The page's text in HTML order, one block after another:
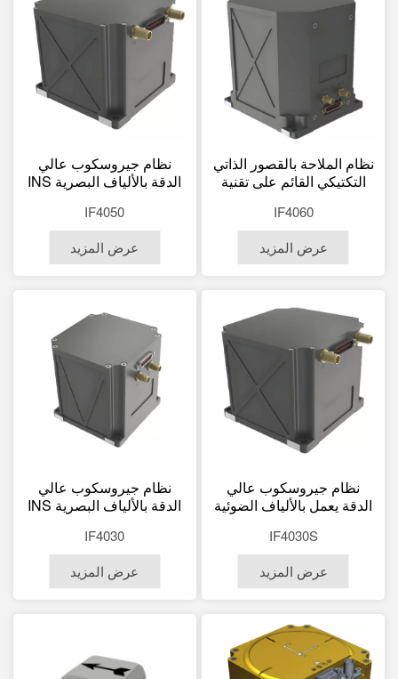
نظام الملاحة بالقصور الذاتي
التكتيكي القائم على تقنية
ساعة (طراز C)
IF4060
عرض المزيد
نظام جيروسكوب عالي
الدقة بالألياف البصرية INS
مربعة لتحديد اتجاه الشمال
IF4050
عرض المزيد
نظام جيروسكوب عالي
الدقة يعمل بالألياف الضوئية
ثانية مربعة لتحديد اتجاه
الشمال
IF4030S
عرض المزيد
نظام جيروسكوب عالي
الدقة بالألياف البصرية INS
ثانية مربعة لتحديد اتجاه
الشمال
IF4030
عرض المزيد